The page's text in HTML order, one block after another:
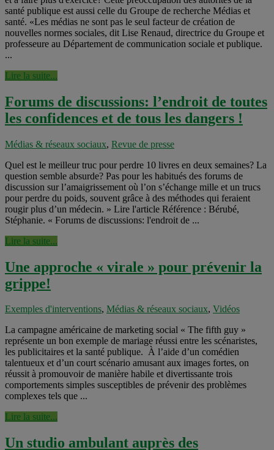
santé publique est aussi celle du Groupe de recherche Médias et
santé. «Les médias ne sont pas le seul facteur de création de
nouvelles normes sociales, dit Lise Renaud, directrice du Groupe et
professeure au Département de communication sociale et publique.
...
Lire la suite...
Forums de discussions: l’endroit de toutes
les confidences et de tous les dangers !
Médias & réseaux sociaux, Revue de presse
Quel est le meilleur truc pour perdre 10 livres en deux semaines? La
question semble absurde? Pas pour les habitués des forums de
discussion sur l’amaigrissement où l’on s’échange mille et un trucs
pour perdre du poids, souvent grâce à des méthodes qui feraient
rougir plus d’un médecin. » Lire l'article Référence : Bérubé,
Stéphanie. « Forums de discussions: l'endroit de ...
Lire la suite...
Une approche « virale » pour prévenir la
grippe!
Exemples d'interventions, Médias & réseaux sociaux, Vidéos
La campagne américaine de marketing social « The fifth guy »
représente un bon exemple de mariage réussi entre les scénaristes,
les publicitaires et la santé publique. À l’aide d’un comédien
talentueux et d’un court scénario amusant aux images fortes, on
réussit à promouvoir de manière habile et divertissante trois
comportements simples susceptibles de prévenir des problèmes
complexes tels que ...
Lire la suite...
Un studio ambulant auprès des